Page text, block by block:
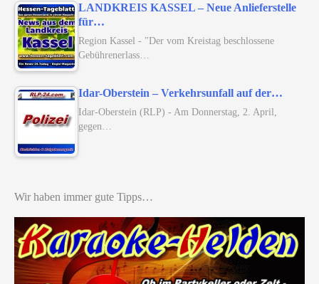
LANDKREIS KASSEL – Neue Anlieferstelle
für…
Region Kassel - "Der vom Kreistag beschlossene
Gebührenerlass…
Idar-Oberstein – Verkehrsunfall auf der…
Idar-Oberstein (RLP) - Am Donnerstag, 2. April,
gegen…
Wir haben immer gute Tipps…